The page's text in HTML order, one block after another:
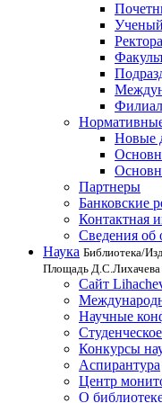
Новые
Партнеры
Банковские
Контактная
Сведения об
Наука Библиотека/
Площадь Д.С.Лихачева
Сайт
Научные
Конкурсы
Аспирантура
Центр
О